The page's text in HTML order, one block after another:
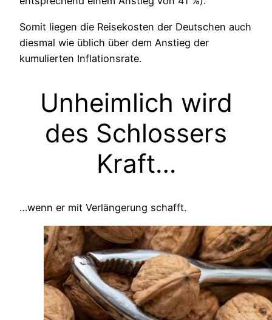
Somit liegen die Reisekosten der Deutschen auch
diesmal wie üblich über dem Anstieg der
kumulierten Inflationsrate.
Unheimlich wird
des Schlossers
Kraft…
…wenn er mit Verlängerung schafft.